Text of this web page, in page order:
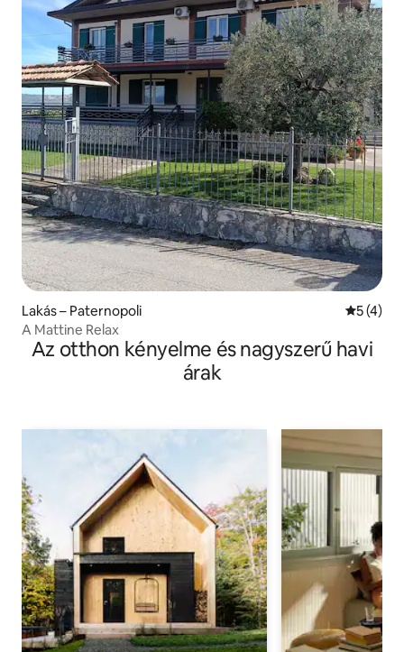
Lakás – Paternopoli Átlagos
5 (4)
A Mattine Relax
Az otthon kényelme és nagyszerű havi
árak